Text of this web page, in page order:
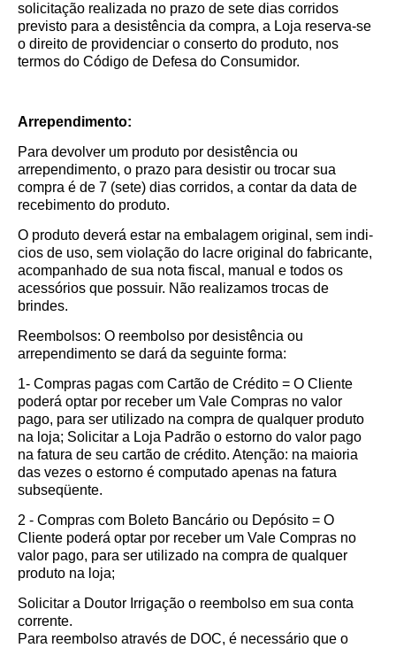
solicitação realizada no prazo de sete dias corridos
previsto para a desistência da compra, a Loja reserva-se
o direito de providenciar o conserto do produto, nos
termos do Código de Defesa do Consumidor.
Arrependimento:
Para devolver um produto por desistência ou
arrependimento, o prazo para desistir ou trocar sua
compra é de 7 (sete) dias corridos, a contar da data de
recebimento do produto.
O produto deverá estar na embalagem original, sem indi­
cios de uso, sem violação do lacre original do fabricante,
acompanhado de sua nota fiscal, manual e todos os
acessórios que possuir. Não realizamos trocas de
brindes.
Reembolsos: O reembolso por desistência ou
arrependimento se dará da seguinte forma:
1- Compras pagas com Cartão de Crédito = O Cliente
poderá optar por receber um Vale Compras no valor
pago, para ser utilizado na compra de qualquer produto
na loja; Solicitar a Loja Padrão o estorno do valor pago
na fatura de seu cartão de crédito. Atenção: na maioria
das vezes o estorno é computado apenas na fatura
subseqüente.
2 - Compras com Boleto Bancário ou Depósito = O
Cliente poderá optar por receber um Vale Compras no
valor pago, para ser utilizado na compra de qualquer
produto na loja;
Solicitar a Doutor Irrigação o reembolso em sua conta
corrente.
Para reembolso através de DOC, é necessário que o